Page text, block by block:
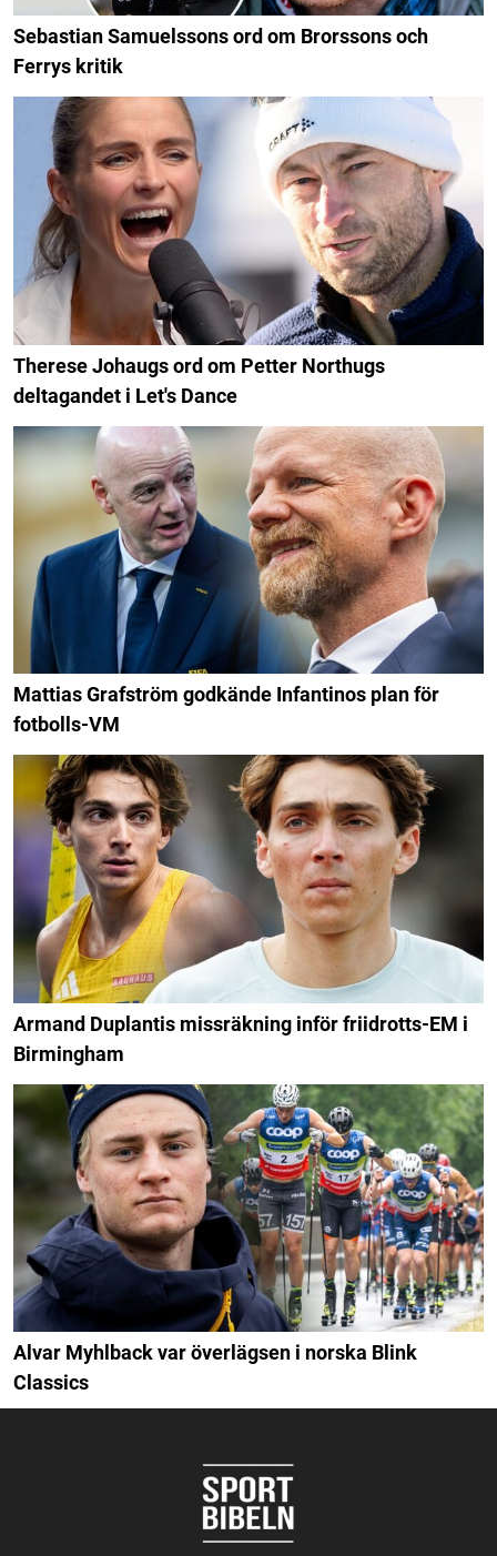
Sebastian Samuelssons ord om Brorssons och
Ferrys kritik
Therese Johaugs ord om Petter Northugs
deltagandet i Let's Dance
Mattias Grafström godkände Infantinos plan för
fotbolls-VM
Armand Duplantis missräkning inför friidrotts-EM i
Birmingham
Alvar Myhlback var överlägsen i norska Blink
Classics